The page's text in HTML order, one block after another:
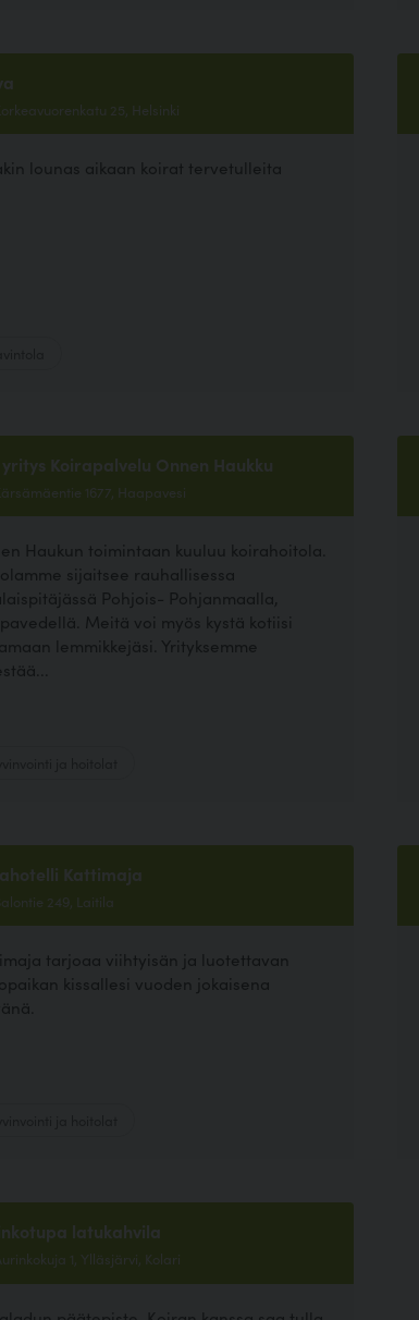
25, Helsinki
lounas aikaan koirat tervetulleita
Koirapalvelu Onnen Haukku
1677, Haapavesi
Haukun toimintaan kuuluu koirahoitola.
sijaitsee rauhallisessa
Pohjois- Pohjanmaalla,
Meitä voi myös kystä kotiisi
lemmikkejäsi. Yrityksemme
Kattimaja
249, Laitila
tarjoaa viihtyisän ja luotettavan
kissallesi vuoden jokaisena
latukahvila
1, Ylläsjärvi, Kolari